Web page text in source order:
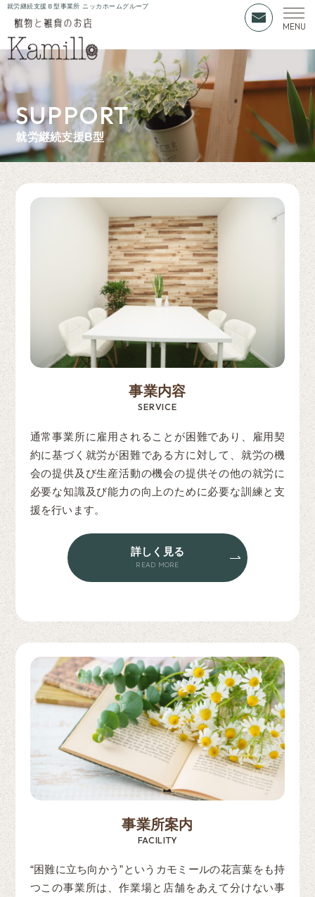
就労継続支援Ｂ型事業所 ニッカホームグループ
SUPPORT
就労継続支援B型
事業内容
SERVICE
通常事業所に雇用されることが困難であり、雇用契
約に基づく就労が困難である方に対して、就労の機
会の提供及び生産活動の機会の提供その他の就労に
必要な知識及び能力の向上のために必要な訓練と支
援を行います。
詳しく見る
READ MORE
事業所案内
FACILITY
“困難に立ち向かう”というカモミールの花言葉をも持
つこの事業所は、作業場と店舗をあえて分けない事